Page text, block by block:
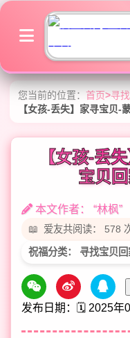
您当前的位置：首页>寻
【女孩-丢失】家寻宝贝-
【女孩-丢
宝贝
本文作者： “林枫”
爱友共阅读： 578
祝福分类： 寻找宝贝回
发布日期：🗓️ 2025年